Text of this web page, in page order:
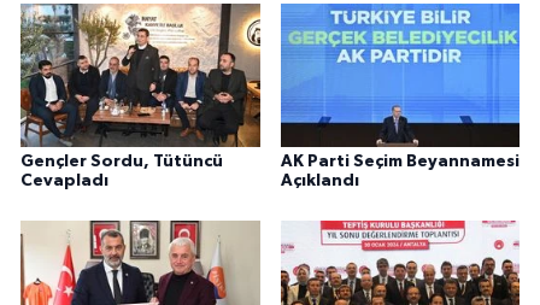
Gençler Sordu, Tütüncü
Cevapladı
AK Parti Seçim Beyannamesi
Açıklandı